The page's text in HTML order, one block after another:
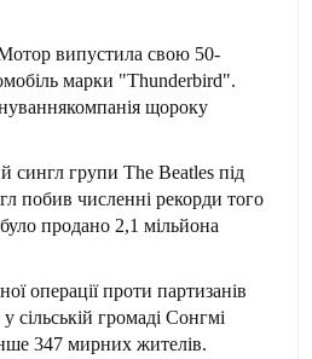
випустила свою 50-
марки "Thunderbird".
щороку
групи The Beatles під
побив численні рекорди того
продано 2,1 мільйона
операції проти партизанів
сільській громаді Сонгмі
347 мирних жителів.